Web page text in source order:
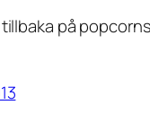
på